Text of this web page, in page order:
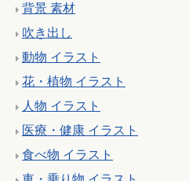
背景 素材
吹き出し
動物 イラスト
花・植物 イラスト
人物 イラスト
医療・健康 イラスト
食べ物 イラスト